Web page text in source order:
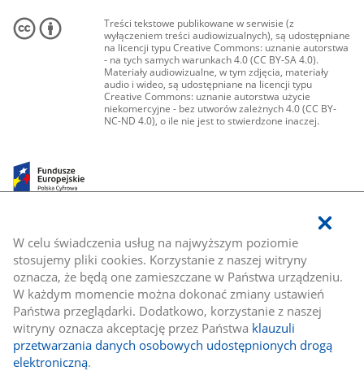
W celu świadczenia usług na najwyższym poziomie
stosujemy pliki cookies. Korzystanie z naszej witryny
oznacza, że będą one zamieszczane w Państwa urządzeniu.
W każdym momencie można dokonać zmiany ustawień
Państwa przeglądarki. Dodatkowo, korzystanie z naszej
witryny oznacza akceptację przez Państwa klauzuli
przetwarzania danych osobowych udostępnionych drogą
elektroniczną.
Treści tekstowe publikowane w serwisie (z
wyłączeniem treści audiowizualnych), są udostępniane
na licencji typu Creative Commons: uznanie autorstwa
- na tych samych warunkach 4.0 (CC BY-SA 4.0).
Materiały audiowizualne, w tym zdjęcia, materiały
audio i wideo, są udostępniane na licencji typu
Creative Commons: uznanie autorstwa użycie
niekomercyjne - bez utworów zależnych 4.0 (CC BY-
NC-ND 4.0), o ile nie jest to stwierdzone inaczej.